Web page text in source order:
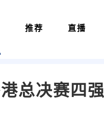
推荐 直播
总决赛四强